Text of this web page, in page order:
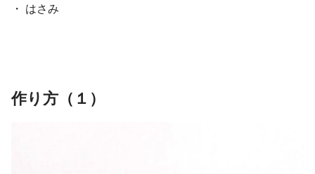
・ はさみ
作り方（１）